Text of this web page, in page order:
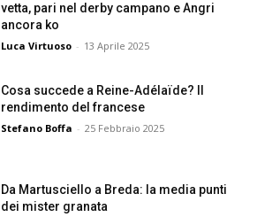
vetta, pari nel derby campano e Angri
ancora ko
Luca Virtuoso - 13 Aprile 2025
Cosa succede a Reine-Adélaïde? Il
rendimento del francese
Stefano Boffa - 25 Febbraio 2025
Da Martusciello a Breda: la media punti
dei mister granata